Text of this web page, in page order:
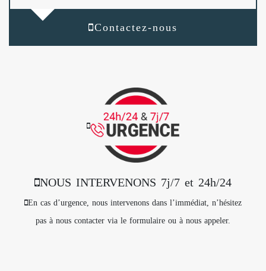
Contactez-nous
NOUS INTERVENONS 7j/7 et 24h/24
En cas d’urgence, nous intervenons dans l’immédiat, n’hésitez
pas à nous contacter via le formulaire ou à nous appeler.